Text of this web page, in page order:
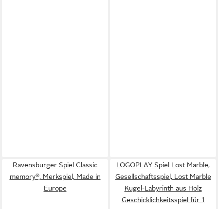
Ravensburger Spiel Classic
memory®, Merkspiel, Made in
Europe
LOGOPLAY Spiel Lost Marble,
Gesellschaftsspiel, Lost Marble
Kugel-Labyrinth aus Holz
Geschicklichkeitsspiel für 1